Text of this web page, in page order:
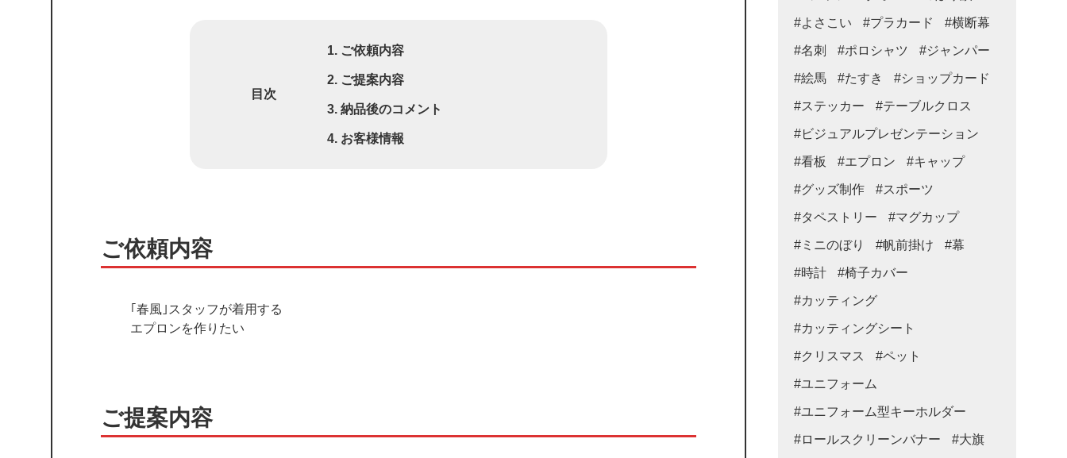
目次
ご依頼内容
ご提案内容
納品後のコメント
お客様情報
ご依頼内容
｢春風｣スタッフが着用する
エプロンを作りたい
ご提案内容
#よさこい #プラカード #横断幕
#名刺 #ポロシャツ #ジャンパー
#絵馬 #たすき #ショップカード
#ステッカー #テーブルクロス
#ビジュアルプレゼンテーション
#看板 #エプロン #キャップ
#グッズ制作 #スポーツ
#タペストリー #マグカップ
#ミニのぼり #帆前掛け #幕
#時計 #椅子カバー
#カッティング
#カッティングシート
#クリスマス #ペット
#ユニフォーム
#ユニフォーム型キーホルダー
#ロールスクリーンバナー #大旗